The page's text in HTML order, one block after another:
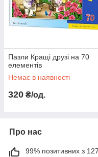
Пазли Кращі друзі на 70
елементів
Немає в наявності
320 ₴/од.
Про нас
99% позитивних з 127